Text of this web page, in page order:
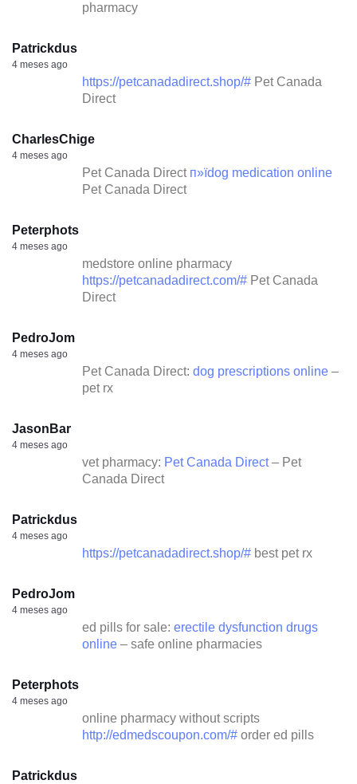
pharmacy
Patrickdus
4 meses ago
https://petcanadadirect.shop/# Pet Canada
Direct
CharlesChige
4 meses ago
Pet Canada Direct п»їdog medication online
Pet Canada Direct
Peterphots
4 meses ago
medstore online pharmacy
https://petcanadadirect.com/# Pet Canada
Direct
PedroJom
4 meses ago
Pet Canada Direct: dog prescriptions online –
pet rx
JasonBar
4 meses ago
vet pharmacy: Pet Canada Direct– Pet
Canada Direct
Patrickdus
4 meses ago
https://petcanadadirect.shop/# best pet rx
PedroJom
4 meses ago
ed pills for sale: erectile dysfunction drugs
online – safe online pharmacies
Peterphots
4 meses ago
online pharmacy without scripts
http://edmedscoupon.com/# order ed pills
Patrickdus